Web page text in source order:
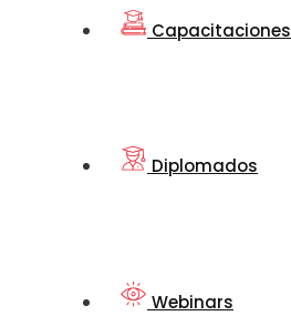
Capacitaciones
Diplomados
Webinars